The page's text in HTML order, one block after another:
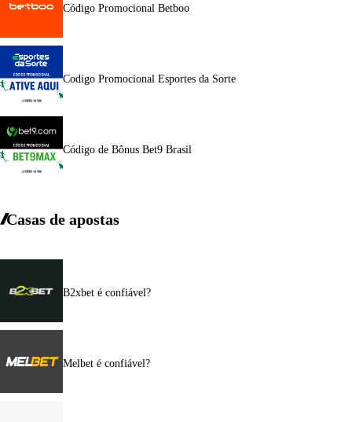
Código Promocional Betboo
Codigo Promocional Esportes da Sorte
Código de Bônus Bet9 Brasil
Casas de apostas
B2xbet é confiável?
Melbet é confiável?